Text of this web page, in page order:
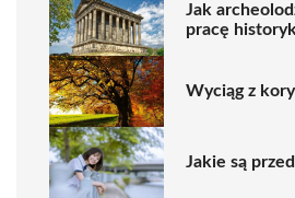
Jak
pracę
Wyciąg z
Jakie są